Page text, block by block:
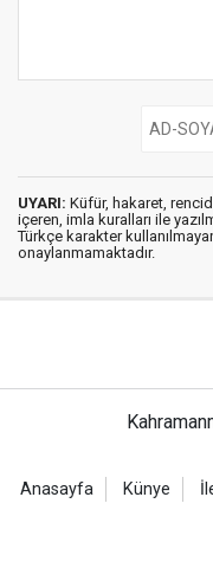
UYARI: Küfür, hakaret,
içeren, imla kuralları ile
Türkçe karakter
onaylanmamaktadır.
Anasayfa Künye